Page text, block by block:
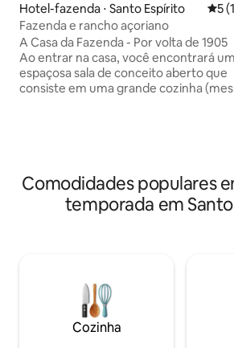
Hotel-fazenda ⋅ Santo Espírito 5 de
5
Fazenda e rancho açoriano
A Casa da Fazenda - Por volta de 1905
Ao entrar na casa, você encontrará
espaçosa sala de conceito aberto que
consiste em uma grande cozinha
original com grande arco de extensão.
casa é composta por três quartos de
tamanho igual, duas camas de
Comodidades populares
temporada em
Cozinha